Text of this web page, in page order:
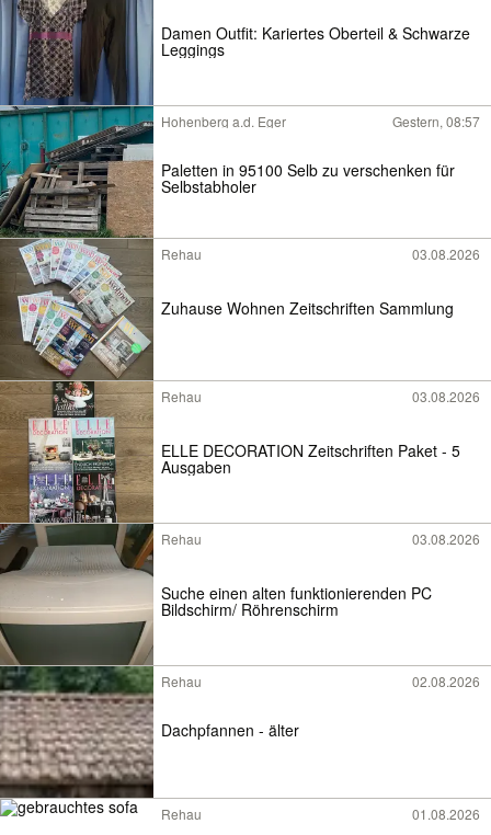
Damen Outfit: Kariertes Oberteil & Schwarze
Leggings
Hohenberg a.d. Eger Gestern, 08:57
Paletten in 95100 Selb zu verschenken für
Selbstabholer
Rehau 03.08.2026
Zuhause Wohnen Zeitschriften Sammlung
Rehau 03.08.2026
ELLE DECORATION Zeitschriften Paket - 5
Ausgaben
Rehau 03.08.2026
Suche einen alten funktionierenden PC
Bildschirm/ Röhrenschirm
Rehau 02.08.2026
Dachpfannen - älter
Rehau 01.08.2026